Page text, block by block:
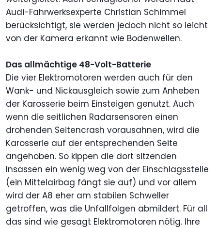
Audi-Fahrwerksexperte Christian Schimmel
berücksichtigt, sie werden jedoch nicht so leicht
von der Kamera erkannt wie Bodenwellen.
Das allmächtige 48-Volt-Batterie
Die vier Elektromotoren werden auch für den
Wank- und Nickausgleich sowie zum Anheben
der Karosserie beim Einsteigen genutzt. Auch
wenn die seitlichen Radarsensoren einen
drohenden Seitencrash vorausahnen, wird die
Karosserie auf der entsprechenden Seite
angehoben. So kippen die dort sitzenden
Insassen ein wenig weg von der Einschlagsstelle
(ein Mittelairbag fängt sie auf) und vor allem
wird der A8 eher am stabilen Schweller
getroffen, was die Unfallfolgen abmildert. Für all
das sind wie gesagt Elektromotoren nötig. Ihre